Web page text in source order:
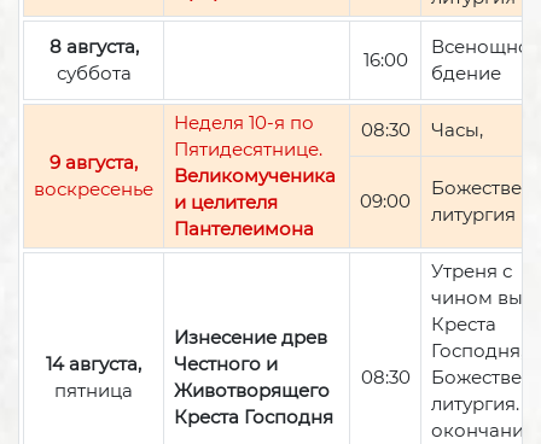
8 августа,
суббота
16:00
Всенощное
бдение
9 августа,
воскресенье
Неделя 10-я по
Пятидесятнице.
Великомученика
и целителя
Пантелеимона
08:30 Часы,
09:00
литургия
14 августа,
пятница
Изнесение древ
Честного и
Животворящего
Креста Господня
08:30
Утреня с
чином
Креста
Господня,
литургия.
окончании